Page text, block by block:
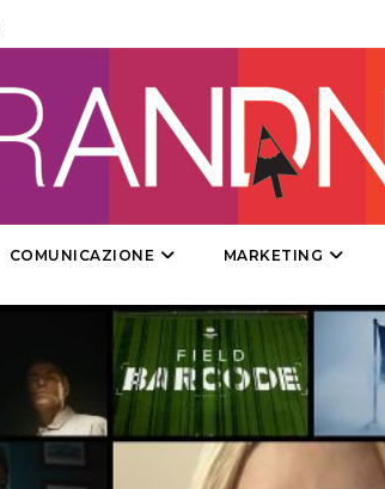
DATI
RICERCHE
TREND
CASE
COMUNICAZIONE MARKETING